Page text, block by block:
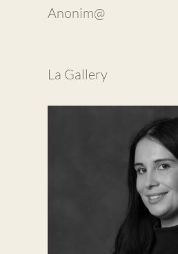
Anonim@
La Gallery